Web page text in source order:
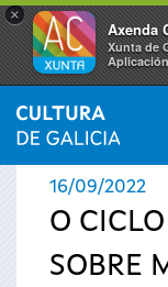
×
Axenda
Xunta de
Vostede
está
aquí
INICIO ›
16/09/2022
O
SOBRE